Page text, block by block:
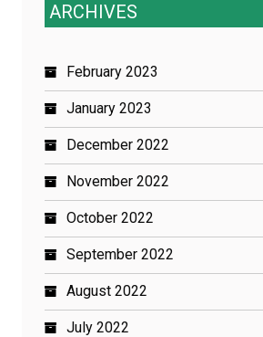
ARCHIVES
February 2023
January 2023
December 2022
November 2022
October 2022
September 2022
August 2022
July 2022